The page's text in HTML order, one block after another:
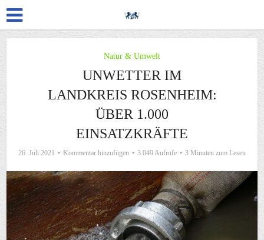
Natur & Umwelt
UNWETTER IM
LANDKREIS ROSENHEIM:
ÜBER 1.000
EINSATZKRÄFTE
26. Juli 2021 Kommentar hinzufügen 3.049 Aufrufe 3 Minuten zum Lesen